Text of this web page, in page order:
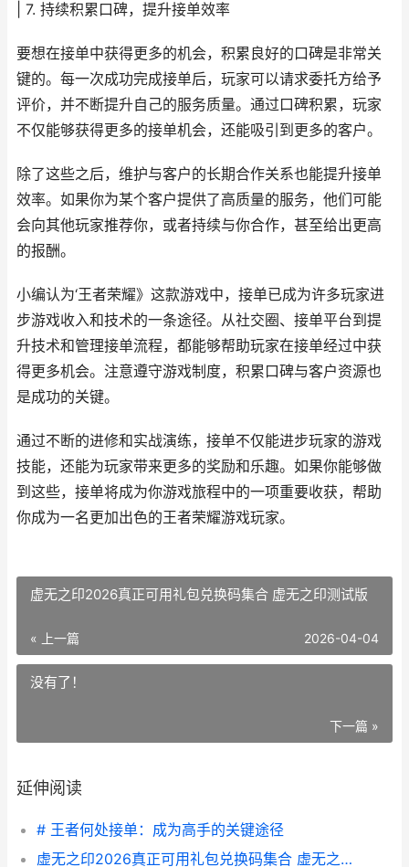
| 7. 持续积累口碑，提升接单效率
要想在接单中获得更多的机会，积累良好的口碑是非常关
键的。每一次成功完成接单后，玩家可以请求委托方给予
评价，并不断提升自己的服务质量。通过口碑积累，玩家
不仅能够获得更多的接单机会，还能吸引到更多的客户。
除了这些之后，维护与客户的长期合作关系也能提升接单
效率。如果你为某个客户提供了高质量的服务，他们可能
会向其他玩家推荐你，或者持续与你合作，甚至给出更高
的报酬。
小编认为‘王者荣耀》这款游戏中，接单已成为许多玩家进
步游戏收入和技术的一条途径。从社交圈、接单平台到提
升技术和管理接单流程，都能够帮助玩家在接单经过中获
得更多机会。注意遵守游戏制度，积累口碑与客户资源也
是成功的关键。
通过不断的进修和实战演练，接单不仅能进步玩家的游戏
技能，还能为玩家带来更多的奖励和乐趣。如果你能够做
到这些，接单将成为你游戏旅程中的一项重要收获，帮助
你成为一名更加出色的王者荣耀游戏玩家。
虚无之印2026真正可用礼包兑换码集合 虚无之印测试版
« 上一篇 2026-04-04
没有了！
下一篇 »
延伸阅读
# 王者何处接单：成为高手的关键途径
虚无之印2026真正可用礼包兑换码集合 虚无之印测试版